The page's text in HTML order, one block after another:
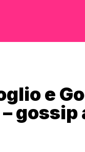
e
gossip